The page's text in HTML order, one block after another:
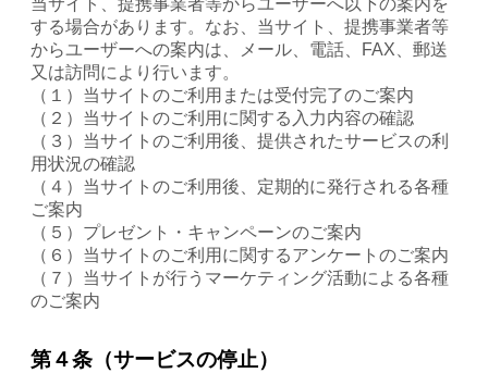
当サイト、提携事業者等からユーザーへ以下の案内を
する場合があります。なお、当サイト、提携事業者等
からユーザーへの案内は、メール、電話、FAX、郵送
又は訪問により行います。
（１）当サイトのご利用または受付完了のご案内
（２）当サイトのご利用に関する入力内容の確認
（３）当サイトのご利用後、提供されたサービスの利
用状況の確認
（４）当サイトのご利用後、定期的に発行される各種
ご案内
（５）プレゼント・キャンペーンのご案内
（６）当サイトのご利用に関するアンケートのご案内
（７）当サイトが行うマーケティング活動による各種
のご案内
第４条（サービスの停止）